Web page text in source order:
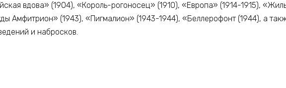
вдова» (1904), «Король-рогоносец» (1910), «Европа» (1914-1915),
Амфитрион» (1943), «Пигмалион» (1943-1944), «Беллерофонт (1944), а
и набросков.